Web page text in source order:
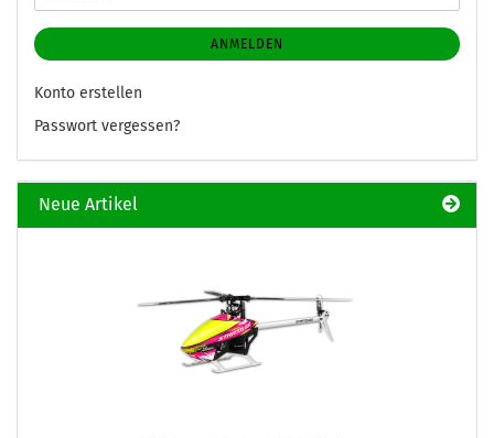
ANMELDEN
Konto erstellen
Passwort vergessen?
Neue Artikel